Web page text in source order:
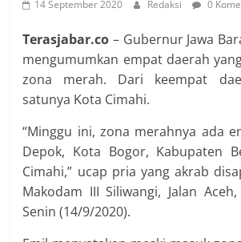
14 September 2020 Redaksi 0
Terasjabar.co – Gubernur Jawa
mengumumkan empat daerah
zona merah. Dari keempat
satunya Kota Cimahi.
“Minggu ini, zona merahnya ada
Depok, Kota Bogor, Kabupaten
Cimahi,” ucap pria yang akrab
Makodam III Siliwangi, Jalan
Senin (14/9/2020).